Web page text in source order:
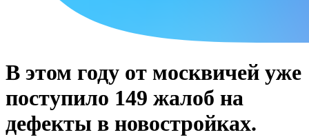
В этом году от москвичей уже
поступило 149 жалоб на
дефекты в новостройках.